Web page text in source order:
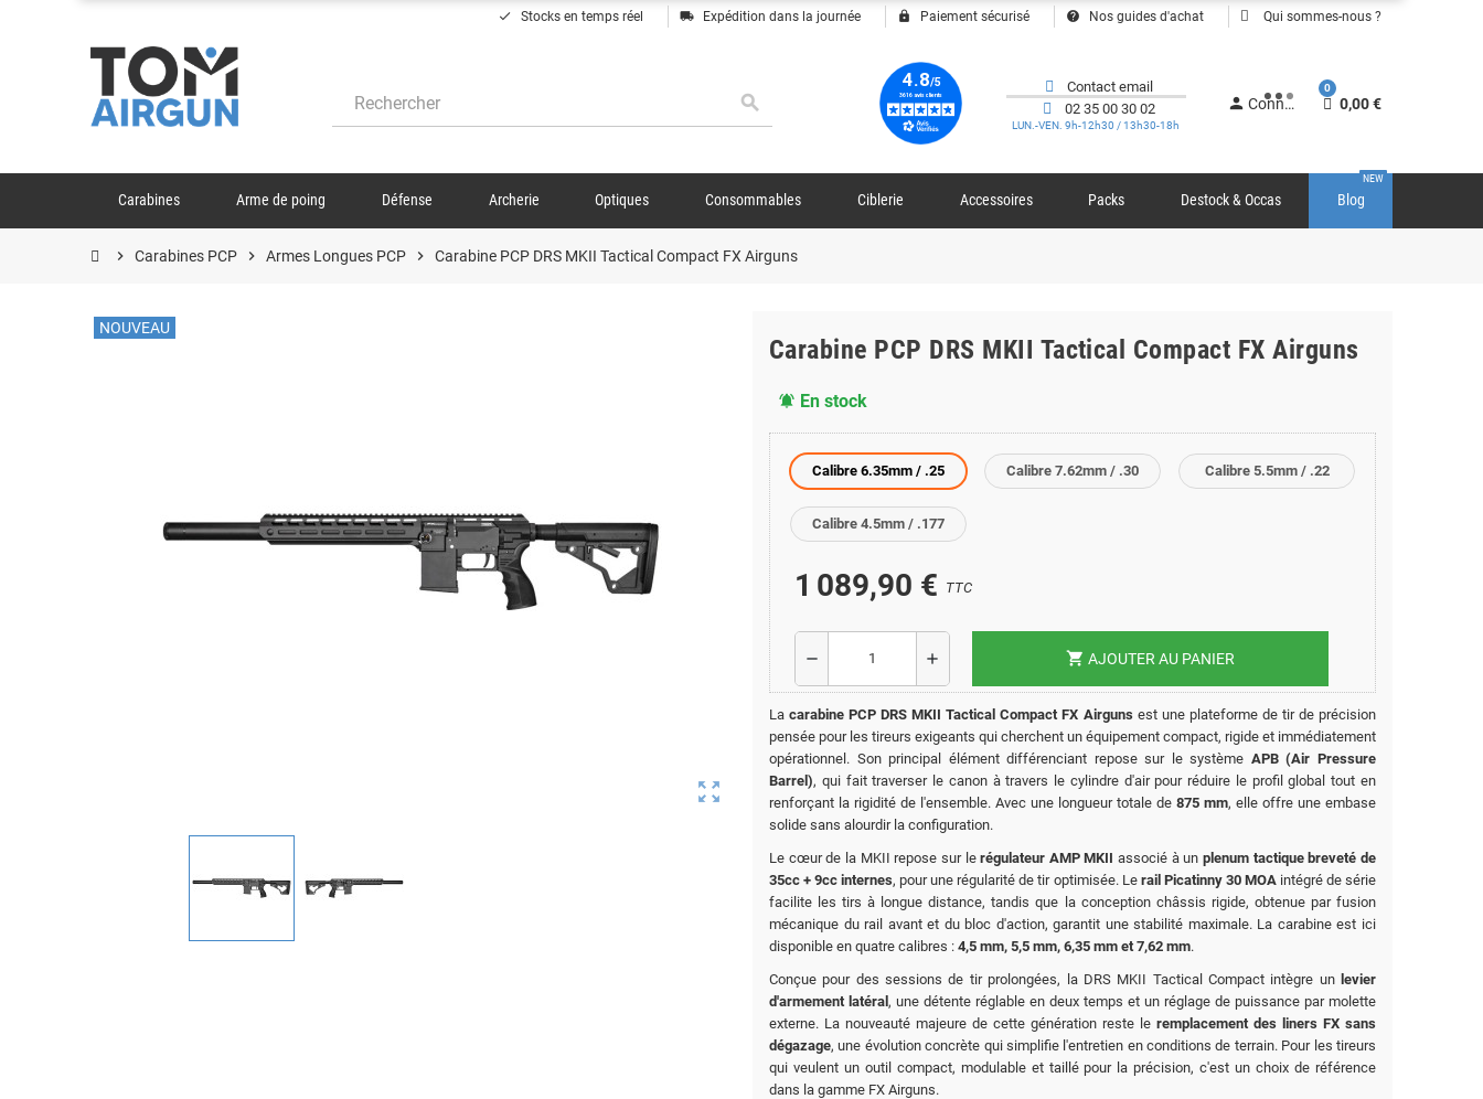
done Stocks en temps réel local_shipping Expédition dans la journée lock Paiement sécurisé help Nos guides d'achat Qui sommes-nous ?
search
Contact email
02 35 00 30 02
LUN.-VEN. 9h-12h30 / 13h30-18h
person Connexion
0
0,00 €
Carabines Arme de poing Défense Archerie Optiques Consommables Ciblerie Accessoires Packs Destock & Occas Blog
NEW
chevron_right Carabines PCP chevron_right Armes Longues PCP chevron_right Carabine PCP DRS MKII Tactical Compact FX Airguns
zoom_out_map
NOUVEAU
Carabine PCP DRS MKII Tactical Compact FX Airguns
notifications_active En stock
Calibre 6.35mm / .25 Calibre 7.62mm / .30 Calibre 5.5mm / .22
Calibre 4.5mm / .177
1 089,90 € TTC
remove add shopping_cart AJOUTER AU PANIER
Lacarabine PCP DRS MKII Tactical Compact FX Airgunsest une plateforme de tir de précision
pensée pour les tireurs exigeants qui cherchent un équipement compact, rigide et immédiatement
opérationnel. Son principal élément différenciant repose sur le système APB (Air Pressure
Barrel), qui fait traverser le canon à travers le cylindre d'air pour réduire le profil global tout en
renforçant la rigidité de l'ensemble. Avec une longueur totale de 875 mm, elle offre une embase
solide sans alourdir la configuration.
Le cœur de la MKII repose sur lerégulateur AMP MKII associé à unplenum tactique breveté de
35cc + 9cc internes, pour une régularité de tir optimisée. Le rail Picatinny 30 MOAintégré de série
facilite les tirs à longue distance, tandis que la conception châssis rigide, obtenue par fusion
mécanique du rail avant et du bloc d'action, garantit une stabilité maximale. La carabine est ici
disponible en quatre calibres : 4,5 mm, 5,5 mm, 6,35 mm et 7,62 mm.
Conçue pour des sessions de tir prolongées, la DRS MKII Tactical Compact intègre un levier
d'armement latéral , une détente réglable en deux temps et un réglage de puissance par molette
externe. La nouveauté majeure de cette génération reste le remplacement des liners FX sans
dégazage, une évolution concrète qui simplifie l'entretien en conditions de terrain. Pour les tireurs
qui veulent un outil compact, modulable et taillé pour la précision, c'est un choix de référence
dans la gamme FX Airguns.